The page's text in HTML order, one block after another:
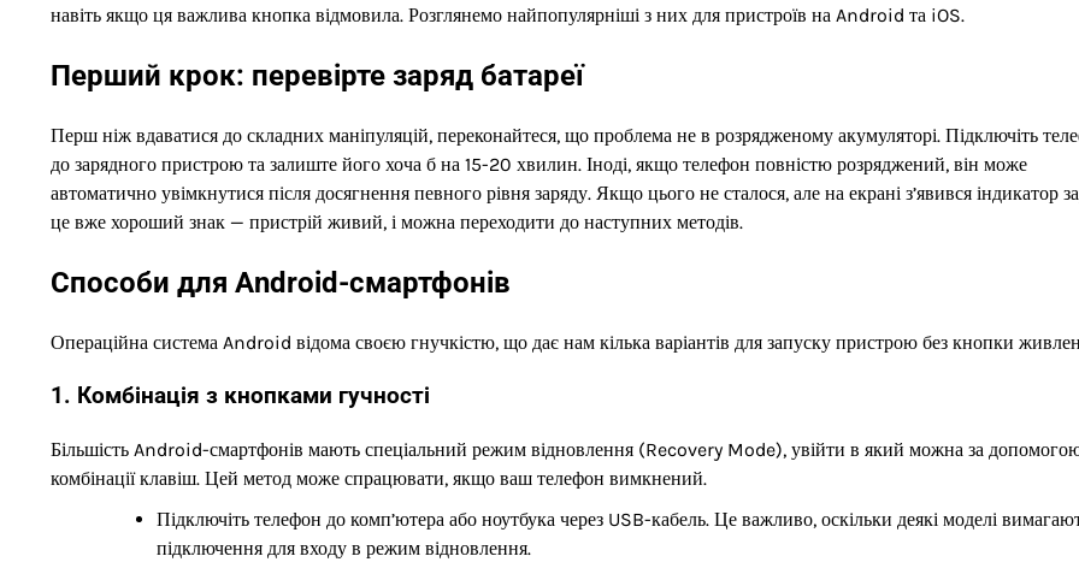
навіть якщо ця важлива кнопка відмовила. Розглянемо найпопулярніші з них для пристроїв на Android та iOS.
Перший крок: перевірте заряд батареї
Перш ніж вдаватися до складних маніпуляцій, переконайтеся, що проблема не в розрядженому акумуляторі. Підключіть
до зарядного пристрою та залиште його хоча б на 15-20 хвилин. Іноді, якщо телефон повністю розряджений, він може
автоматично увімкнутися після досягнення певного рівня заряду. Якщо цього не сталося, але на екрані з’явився індикатор
це вже хороший знак — пристрій живий, і можна переходити до наступних методів.
Способи для Android-смартфонів
Операційна система Android відома своєю гнучкістю, що дає нам кілька варіантів для запуску пристрою без кнопки
1. Комбінація з кнопками гучності
Більшість Android-смартфонів мають спеціальний режим відновлення (Recovery Mode), увійти в який можна за
комбінації клавіш. Цей метод може спрацювати, якщо ваш телефон вимкнений.
Підключіть телефон до комп’ютера або ноутбука через USB-кабель. Це важливо, оскільки деякі моделі
підключення для входу в режим відновлення.